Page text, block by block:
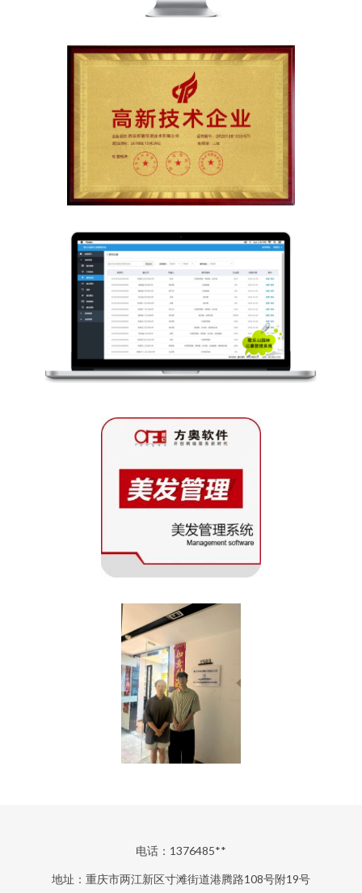
电话：1376485**
地址：重庆市两江新区寸滩街道港腾路108号附19号